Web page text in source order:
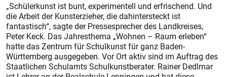
„Schülerkunst ist bunt, experimentell und erfrischend. Und
die Ar­beit der Kunsterzieher, die dahintersteckt ist
fantastisch“, sagte der Pressesprecher des Landkreises,
Peter Keck. Das Jahresthema „Wohnen – Raum erleben“
hatte das Zentrum für Schulkunst für ganz Baden-
Württemberg ausgegeben. Vor Ort aktiv sind im Auftrag des
Staatlichen Schulamts Schulkunstberater. Rainer Dedlmar